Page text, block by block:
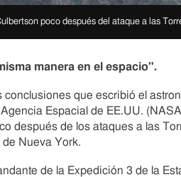
poco después del ataque a las
manera en el espacio".
conclusiones que escribió el
Espacial de EE.UU.
después de los ataques a las
Nueva York.
de la Expedición 3 de la